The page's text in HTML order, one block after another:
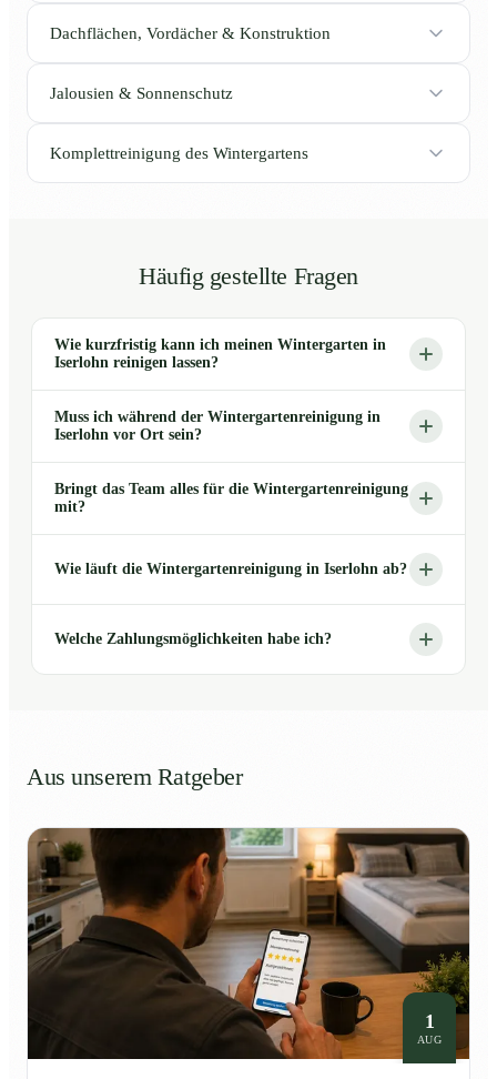
Dachflächen, Vordächer & Konstruktion
Jalousien & Sonnenschutz
Komplettreinigung des Wintergartens
Häufig gestellte Fragen
Wie kurzfristig kann ich meinen Wintergarten in
Iserlohn reinigen lassen?
Muss ich während der Wintergartenreinigung in
Iserlohn vor Ort sein?
Bringt das Team alles für die Wintergartenreinigung
mit?
Wie läuft die Wintergartenreinigung in Iserlohn ab?
Welche Zahlungsmöglichkeiten habe ich?
Aus unserem Ratgeber
1
AUG